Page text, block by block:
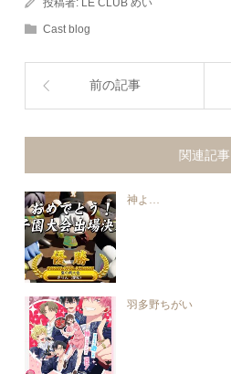
Cast blog
前の記事
関連記事
神よ…
羽多野ちがい